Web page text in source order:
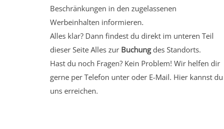
Beschränkungen in den zugelassenen
Werbeinhalten informieren.
Alles klar? Dann findest du direkt im unteren Teil
dieser Seite Alles zur Buchungdes Standorts.
Hast du noch Fragen? Kein Problem! Wir helfen dir
gerne per Telefon unter oder E-Mail. Hier kannst du
uns erreichen.